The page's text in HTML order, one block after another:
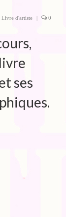
Livre d'artiste | 0
ses